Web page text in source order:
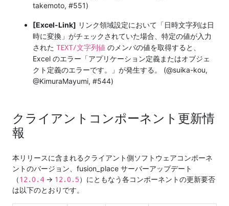
takemoto, #551)
[Excel-Link] リンク領域設定において「日時文字列は日
時に変換」がチェックされていた場合、特定の値が入力
された TEXT/文字列値 のメンバの値を取得すると、
Excel のエラー「アプリケーション定義またはオブジェ
クト定義のエラーです。」が発生する。 (@suika-kou,
@KimuraMayumi, #544)
クライアントコンポーネント更新情
報
本リリースに含まれるクライアント側ソフトウェアコンポーネ
ントのバージョン、fusion_place サーバーアップデート
（12.0.4 → 12.0.5）にともなう各コンポーネントの更新要否
は以下のとおりです。